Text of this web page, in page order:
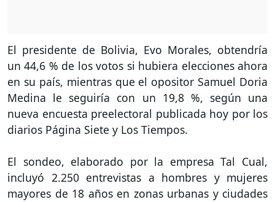
El presidente de Bolivia, Evo Morales, obtendría
un 44,6 % de los votos si hubiera elecciones ahora
en su país, mientras que el opositor Samuel Doria
Medina le seguiría con un 19,8 %, según una
nueva encuesta preelectoral publicada hoy por los
diarios Página Siete y Los Tiempos.
El sondeo, elaborado por la empresa Tal Cual,
incluyó 2.250 entrevistas a hombres y mujeres
mayores de 18 años en zonas urbanas y ciudades